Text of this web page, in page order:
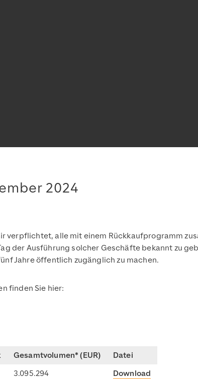
2024
verpflichtet, alle mit einem Rückkaufprogramm
der Ausführung solcher Geschäfte bekannt zu
Jahre öffentlich zugänglich zu machen.
finden Sie hier:
Gesamtvolumen* (EUR)
Datei
3.095.294
Download